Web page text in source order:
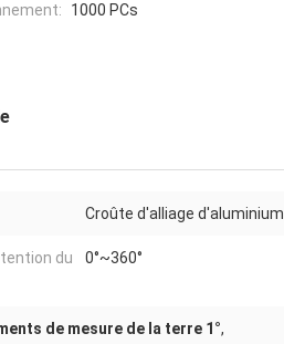
1000 PCs
Croûte d'alliage d'aluminium
du
0°~360°
de mesure de la terre 1°,